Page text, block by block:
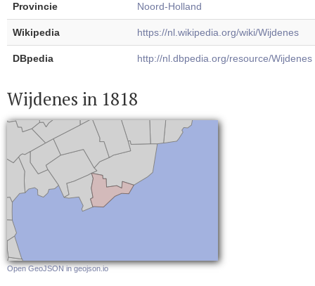
Provincie Noord-Holland
Wikipedia https://nl.wikipedia.org/wiki/Wijdenes
DBpedia http://nl.dbpedia.org/resource/Wijdenes
Wijdenes in 1818
Open GeoJSON in geojson.io